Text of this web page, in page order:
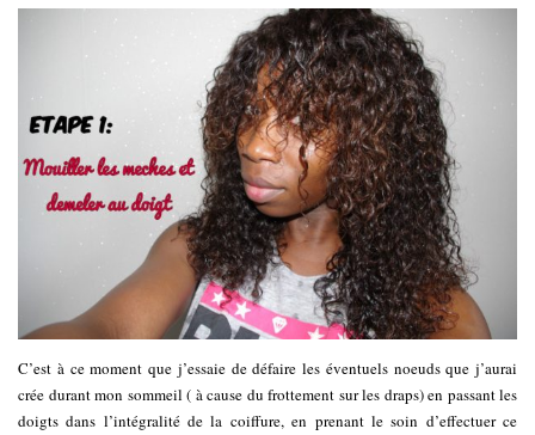
C’est à ce moment que j’essaie de défaire les éventuels noeuds que j’aurai
crée durant mon sommeil ( à cause du frottement sur les draps) en passant les
doigts dans l’intégralité de la coiffure, en prenant le soin d’effectuer ce